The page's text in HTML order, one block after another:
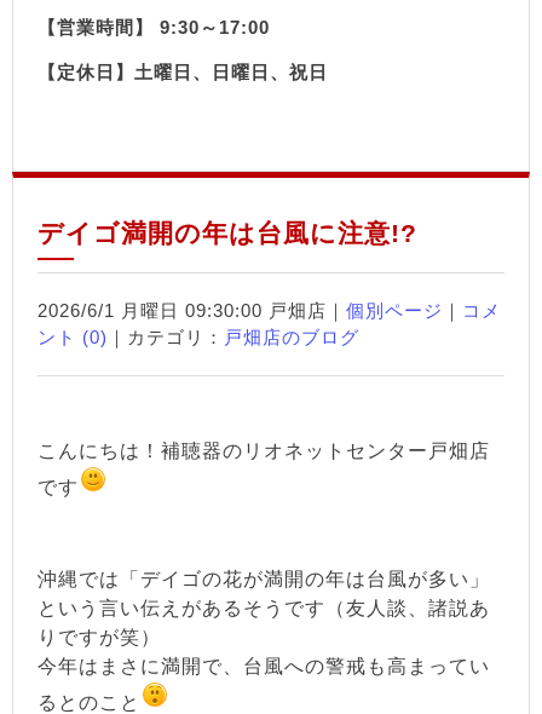
【営業時間】 9:30～17:00
【定休日】土曜日、日曜日、祝日
デイゴ満開の年は台風に注意!?
2026/6/1 月曜日 09:30:00 戸畑店｜ 個別ページ ｜ コメ
ント (0) ｜カテゴリ： 戸畑店のブログ
こんにちは！補聴器のリオネットセンター戸畑店
です
沖縄では「デイゴの花が満開の年は台風が多い」
という言い伝えがあるそうです（友人談、諸説あ
りですが笑）
今年はまさに満開で、台風への警戒も高まってい
るとのこと